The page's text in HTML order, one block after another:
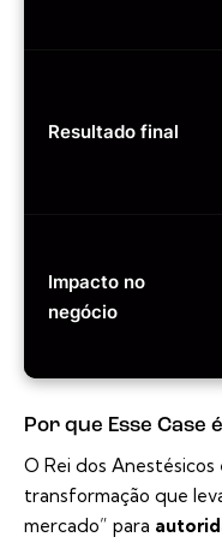
Resultado final
Impacto no
negócio
Por que Esse Case
O Rei dos Anestésicos
transformação que
mercado” para